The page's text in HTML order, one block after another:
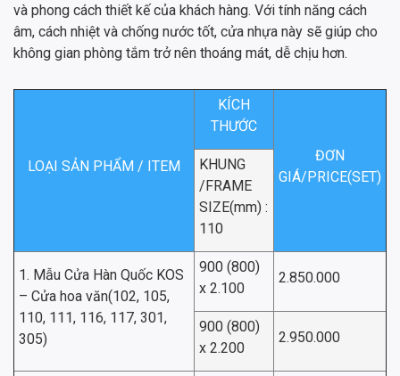
và phong cách thiết kế của khách hàng. Với tính năng cách
âm, cách nhiệt và chống nước tốt, cửa nhựa này sẽ giúp cho
không gian phòng tắm trở nên thoáng mát, dễ chịu hơn.
LOẠI SẢN PHẨM / ITEM
KÍCH
THƯỚC
ĐƠN
GIÁ/PRICE(SET)
KHUNG
/FRAME
SIZE(mm) :
110
1. Mẫu Cửa Hàn Quốc KOS
– Cửa hoa văn(102, 105,
110, 111, 116, 117, 301,
305)
900 (800)
x 2.100
2.850.000
900 (800)
x 2.200
2.950.000